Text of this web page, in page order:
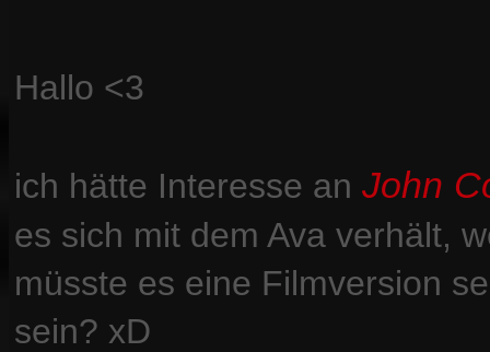
Hallo <3
ich hätte Interesse an John
es sich mit dem Ava verhält,
müsste es eine Filmversion
sein? xD